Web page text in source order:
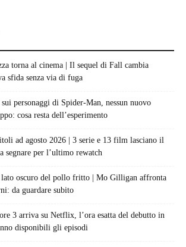
torna al cinema | Il sequel di Fall cambia
sfida senza via di fuga
personaggi di Spider-Man, nessun nuovo
cosa resta dell’esperimento
ad agosto 2026 | 3 serie e 13 film lasciano il
segnare per l’ultimo rewatch
oscuro del pollo fritto | Mo Gilligan affronta
da guardare subito
3 arriva su Netflix, l’ora esatta del debutto in
disponibili gli episodi